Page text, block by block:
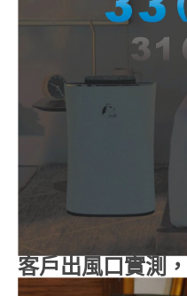
客戶出風口實測，